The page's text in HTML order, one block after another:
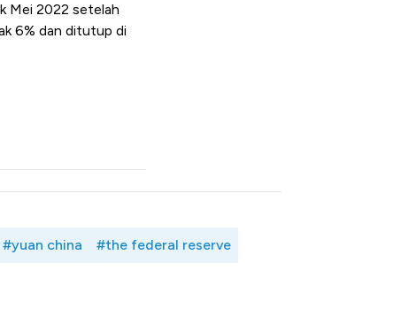
Mei 2022 setelah
6% dan ditutup di
#yuan china #the federal reserve